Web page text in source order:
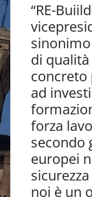
“RE-
di
concreto
ad
forza
secondo
europei
noi è un